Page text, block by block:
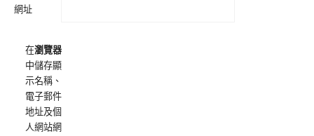
網址
在瀏覽器
中儲存顯
示名稱、
電子郵件
地址及個
人網站網